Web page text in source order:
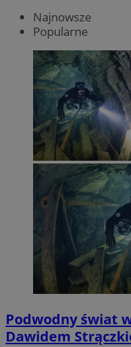
Najnowsze
Popularne
Podwodny świat
Dawidem